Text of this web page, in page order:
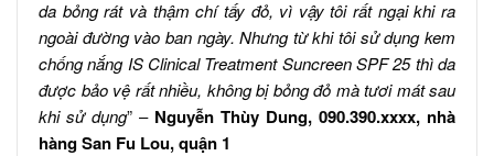
da bỏng rát và thậm chí tấy đỏ, vì vậy tôi rất ngại khi ra
ngoài đường vào ban ngày. Nhưng từ khi tôi sử dụng kem
chống nắng IS Clinical Treatment Suncreen SPF 25 thì da
được bảo vệ rất nhiều, không bị bỏng đỏ mà tươi mát sau
khi sử dụng” – Nguyễn Thùy Dung, 090.390.xxxx, nhà
hàng San Fu Lou, quận 1